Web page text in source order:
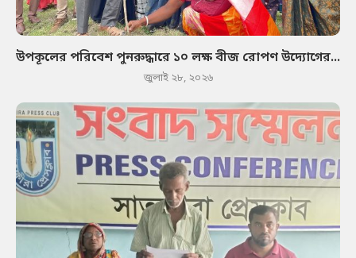
উপকূলের পরিবেশ পুনরুদ্ধারে ১০ লক্ষ বীজ রোপণ উদ্যোগের...
জুলাই ২৮, ২০২৬